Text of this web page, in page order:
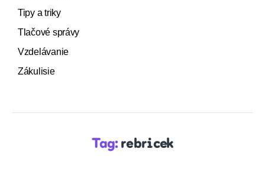
Tipy a triky
Tlačové správy
Vzdelávanie
Zákulisie
Tag: rebricek